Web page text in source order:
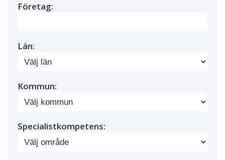
Företag:
Län:
Kommun:
Specialistkompetens: